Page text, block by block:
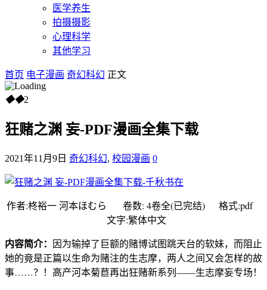
医学养生
拍摄摄影
心理科学
其他学习
首页 电子漫画 奇幻科幻 正文
◆◆2
狂赌之渊 妄-PDF漫画全集下载
2021年11月9日 奇幻科幻, 校园漫画 0
作者:柊裕一 河本ほむら 卷数: 4卷全(已完结) 格式:pdf
文字:繁体中文
内容简介： 因为输掉了巨额的赌博试图跳天台的软妹，而阻止
她的竟是正篇以生命为赌注的生志摩，两人之间又会怎样的故
事……？！高产河本菊苣再出狂赌新系列——生志摩妄专场！